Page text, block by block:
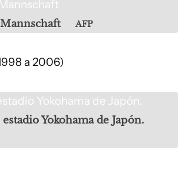
AFP
a 2006)
Yokohama de Japón.